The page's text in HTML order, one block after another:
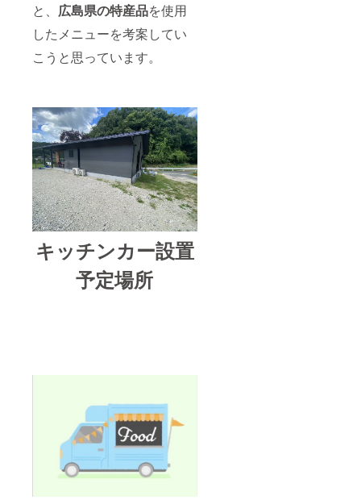
と、 広島県の特産品を使用
したメニューを考案してい
こうと思っています。
キッチンカー設置
予定場所